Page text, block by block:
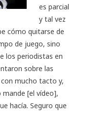
es parcial
y tal vez
cómo quitarse de
de juego, sino
los periodistas en
sobre las
con mucho tacto y,
mande [el vídeo],
hacía. Seguro que